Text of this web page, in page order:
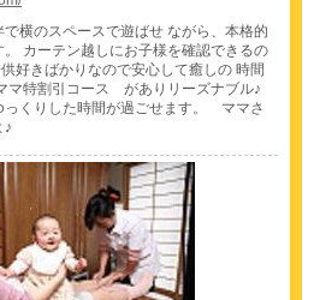
横のスペースで遊ばせ ながら、本格的
カーテン越しにお子様を確認できるの
好きばかりなので安心して癒しの 時間
マ特割引コース がありリーズナブル♪
っくりした時間が過ごせます。 ママさ
♪